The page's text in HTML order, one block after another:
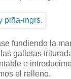
fundiendo la
galletas
e
el relleno.